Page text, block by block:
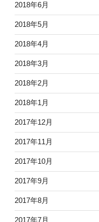
2018年6月
2018年5月
2018年4月
2018年3月
2018年2月
2018年1月
2017年12月
2017年11月
2017年10月
2017年9月
2017年8月
2017年7月